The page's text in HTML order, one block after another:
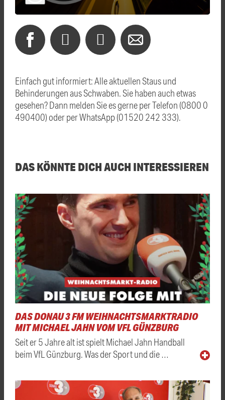
Einfach gut informiert: Alle aktuellen Staus und
Behinderungen aus Schwaben. Sie haben auch etwas
gesehen? Dann melden Sie es gerne per Telefon (0800 0
490400) oder per WhatsApp (01520 242 333).
DAS KÖNNTE DICH AUCH INTERESSIEREN
DAS DONAU 3 FM WEIHNACHTSMARKTRADIO
MIT MICHAEL JAHN VOM VFL GÜNZBURG
Seit er 5 Jahre alt ist spielt Michael Jahn Handball
beim VfL Günzburg. Was der Sport und die …